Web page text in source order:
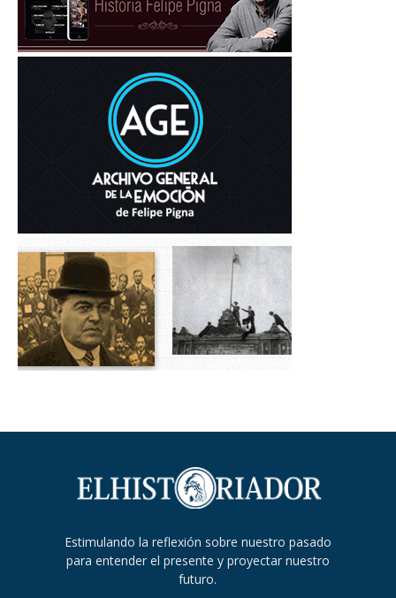
Estimulando la reflexión sobre nuestro pasado
para entender el presente y proyectar nuestro
futuro.